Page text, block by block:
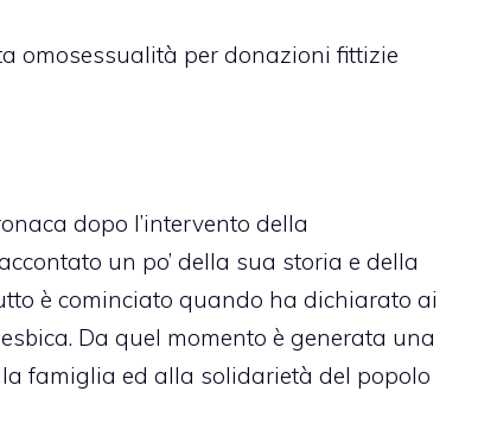
omosessualità per donazioni fittizie
dopo l’intervento della
un po’ della sua storia e della
è cominciato quando ha dichiarato ai
Da quel momento è generata una
famiglia ed alla solidarietà del popolo